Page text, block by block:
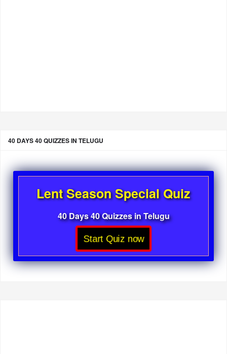
40 DAYS 40 QUIZZES IN TELUGU
Lent Season Special Quiz
40 Days 40 Quizzes in Telugu
Start Quiz now